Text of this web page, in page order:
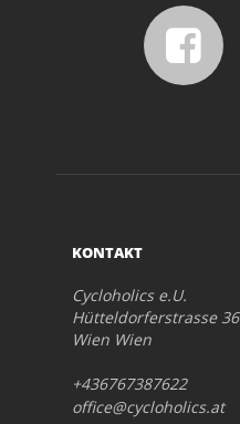
KONTAKT
Cycloholics e.U.
Hütteldorferstrasse 36
Wien Wien
+436767387622
office@cycloholics.at